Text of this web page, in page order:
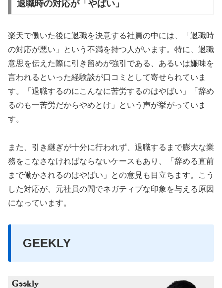
退職時の対応が「やばい」
楽天で働いた後に退職を決意する社員の中には、「退職時
の対応が悪い」という不満を持つ人がいます。特に、退職
意思を伝えた際に引き留めが強引である、あるいは嫌味を
言われるといった経験談が口コミとして寄せられていま
す。「退職するのにこんなに苦労するのはやばい」「辞め
るのも一苦労だからやめとけ」という声が挙がっていま
す。
また、引き継ぎが十分に行われず、退職するまで膨大な業
務をこなさなければならないケースもあり、「辞める直前
まで働かされるのはやばい」との意見も目立ちます。こう
した対応が、元社員の間でネガティブな印象を与える原因
になっています。
GEEKLY